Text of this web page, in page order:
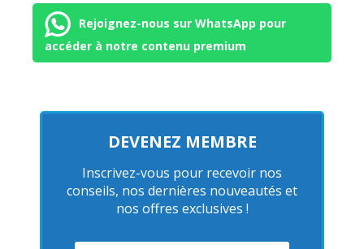
Rejoignez-nous sur WhatsApp pour
accéder à notre contenu premium
DEVENEZ MEMBRE
Inscrivez-vous pour recevoir nos
conseils, nos dernières nouveautés et
nos offres exclusives !